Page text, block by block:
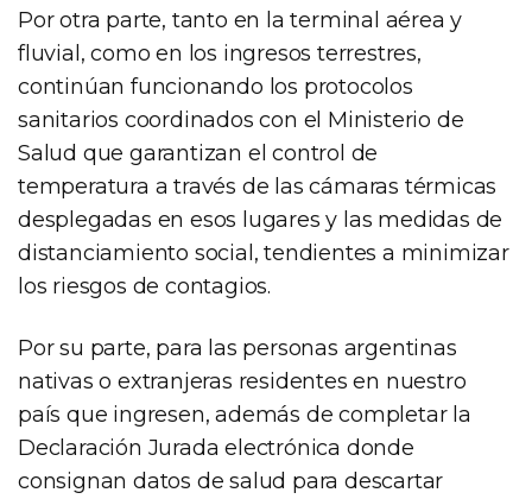
Por otra parte, tanto en la terminal aérea y
fluvial, como en los ingresos terrestres,
continúan funcionando los protocolos
sanitarios coordinados con el Ministerio de
Salud que garantizan el control de
temperatura a través de las cámaras térmicas
desplegadas en esos lugares y las medidas de
distanciamiento social, tendientes a minimizar
los riesgos de contagios.
Por su parte, para las personas argentinas
nativas o extranjeras residentes en nuestro
país que ingresen, además de completar la
Declaración Jurada electrónica donde
consignan datos de salud para descartar